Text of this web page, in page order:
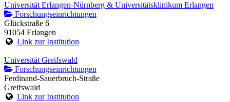
Universität Erlangen-Nürnberg & Universitätsklinikum Erlangen
Forschungseinrichtungen
Glückstraße 6
91054 Erlangen
Link zur Institution
Universität Greifswald
Forschungseinrichtungen
Ferdinand-Sauerbruch-Straße
Greifswald
Link zur Institution